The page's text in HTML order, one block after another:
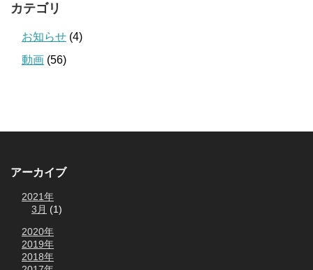
カテゴリ
お知らせ (4)
動画 (56)
アーカイブ
2021年
3月 (1)
2020年
2019年
2018年